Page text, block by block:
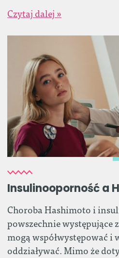
Czytaj dalej »
Insulinooporność a
Choroba Hashimoto i
powszechnie występujące
mogą współwystępować i
oddziaływać. Mimo że